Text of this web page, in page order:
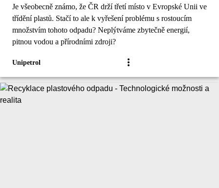
Je všeobecně známo, že ČR drží třetí místo v Evropské Unii ve
třídění plastů. Stačí to ale k vyřešení problému s rostoucím
množstvím tohoto odpadu? Neplýtváme zbytečně energií,
pitnou vodou a přírodními zdroji?
Unipetrol